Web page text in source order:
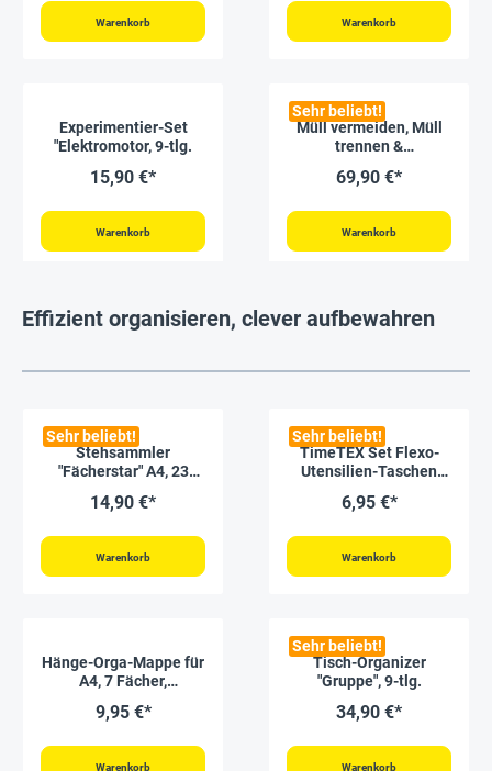
Warenkorb Warenkorb
Experimentier-Set
"Elektromotor, 9-tlg.
15,90 €*
Warenkorb
Sehr beliebt!
Müll vermeiden, Müll
trennen &
magnetisch, 79-tlg.
69,90 €*
Warenkorb
Effizient organisieren, clever aufbewahren
Sehr beliebt!
Stehsammler
"Fächerstar" A4, 23
14,90 €*
Warenkorb
Sehr beliebt!
TimeTEX Set Flexo-
Utensilien-Taschen
6,95 €*
Warenkorb
Hänge-Orga-Mappe für
A4, 7 Fächer,
9,95 €*
Warenkorb
Sehr beliebt!
Tisch-Organizer
"Gruppe", 9-tlg.
34,90 €*
Warenkorb